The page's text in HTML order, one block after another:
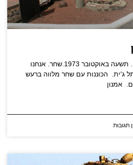
4 של מזרון יום שלישי . תשעה באוקטובר 1973.שחר. אנחנו
ג'ית. הכוננות עם שחר מלווה ברעש
אמנון
תגובות